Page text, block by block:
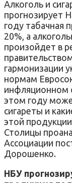
Алкоголь и
прогнозирует
году табачная
20%, а
произойдет в
гармонизации
нормам
инфляционном
этом году
сигареты и
этой
Столицы
Ассоциации
Дорошенко.
НБУ